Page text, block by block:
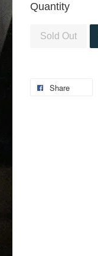
Quantity
Sold Out
Share